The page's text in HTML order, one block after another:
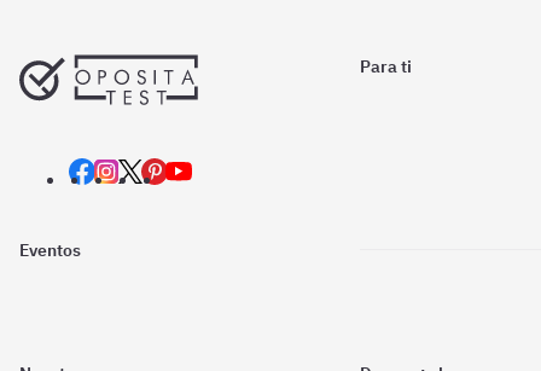
Para ti
Eventos